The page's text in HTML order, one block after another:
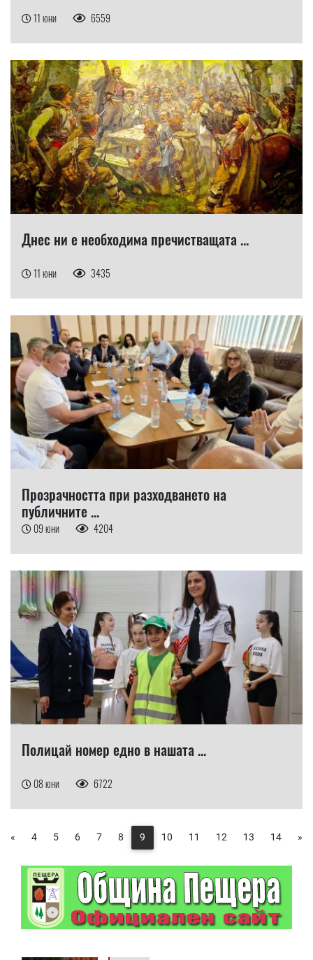
11 юни 6559
Днес ни е необходима пречистващата ...
11 юни 3435
Прозрачността при разходването на
публичните ...
09 юни 4204
Полицай номер едно в нашата ...
08 юни 6722
« 4 5 6 7 8 9 10 11 12 13 14 »